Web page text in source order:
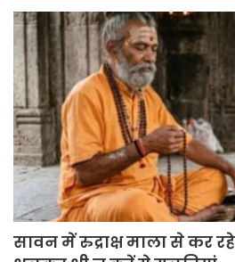
सावन में रुद्राक्ष माला से कर